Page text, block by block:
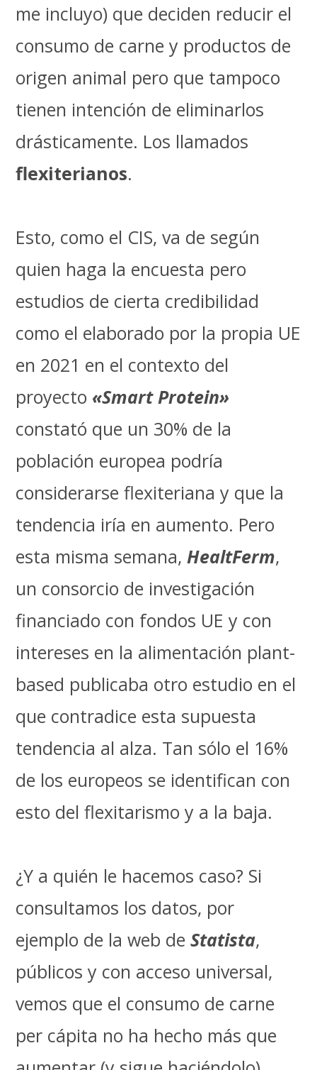
me incluyo) que deciden reducir el
consumo de carne y productos de
origen animal pero que tampoco
tienen intención de eliminarlos
drásticamente. Los llamados
flexiterianos.
Esto, como el CIS, va de según
quien haga la encuesta pero
estudios de cierta credibilidad
como el elaborado por la propia UE
en 2021 en el contexto del
proyecto «Smart Protein»
constató que un 30% de la
población europea podría
considerarse flexiteriana y que la
tendencia iría en aumento. Pero
esta misma semana,HealtFerm,
un consorcio de investigación
financiado con fondos UE y con
intereses en la alimentación plant-
based publicaba otro estudio en el
que contradice esta supuesta
tendencia al alza. Tan sólo el 16%
de los europeos se identifican con
esto del flexitarismo y a la baja.
¿Y a quién le hacemos caso? Si
consultamos los datos, por
ejemplo de la web deStatista,
públicos y con acceso universal,
vemos que el consumo de carne
per cápita no ha hecho más que